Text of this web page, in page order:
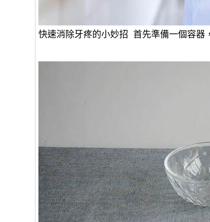
快速消除牙疼的小妙招 首先準備一個容器